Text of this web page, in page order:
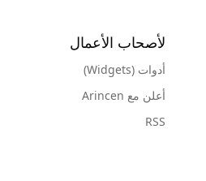
لأصحاب الأعمال
أدوات (Widgets)
أعلن مع Arincen
RSS